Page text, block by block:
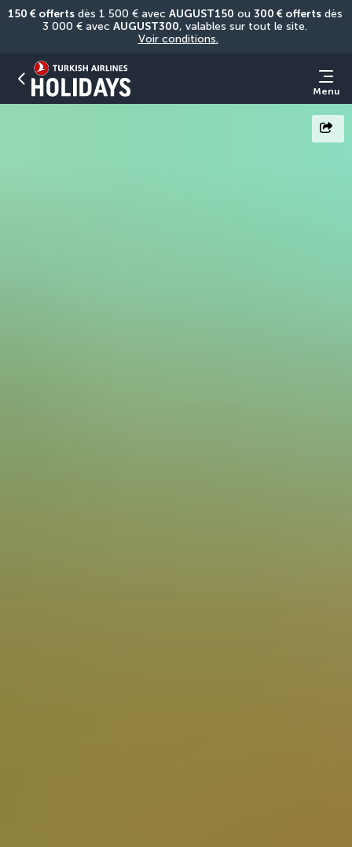
150 € offerts dès 1 500 € avec AUGUST150 ou 300 € offerts dès
3 000 € avec AUGUST300
Voir conditions.
Menu